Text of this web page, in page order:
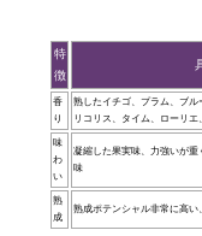
特
徴
香
り
熟したイチゴ、プラム、ブル
リコリス、タイム、ローリ
味
わ
い
凝縮した果実味、力強いが
味
熟
成
熟成ポテンシャル非常に高